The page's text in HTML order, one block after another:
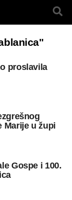
proslavila
Marije u župi
Gospe i 100.